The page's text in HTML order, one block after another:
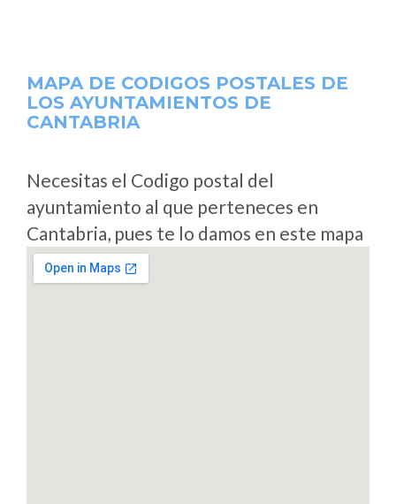
MAPA DE CODIGOS POSTALES DE
LOS AYUNTAMIENTOS DE
CANTABRIA
Necesitas el Codigo postal del
ayuntamiento al que perteneces en
Cantabria, pues te lo damos en este mapa